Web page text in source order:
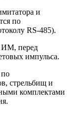
и
по
RS-485).
ИМ, перед
импульса.
по
стрельбищ и
комплектами